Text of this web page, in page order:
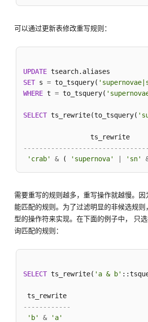
法
考
法
参
考
法
参
考
DWS
SQL
概
SQL
法
式
可以通过更新表修改重写规则：
UPDATE
SET s = to_tsquery(
WHERE t = to_tsquery(
SELECT ts_rewrite(to_tsquery(
'crab'
& ( 'supernova' 'sn'
需要重写的规则越多，重写操作就越慢。
能匹配的规则。为了过滤明显的非候选规
型的操作符来实现。在下面的例子中， 只
询匹配的规则：
SELECT ts_rewrite( 'a & b'
------------
'b'
&
'a'